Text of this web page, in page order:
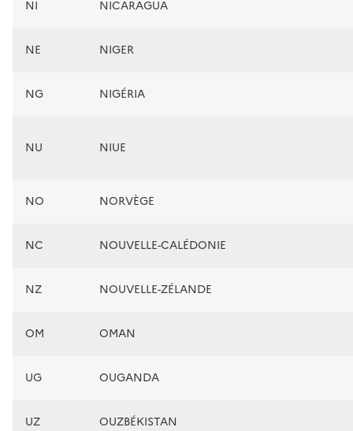
NI NICARAGUA
NE NIGER
NG NIGÉRIA
NU NIUE
NO NORVÈGE
NC NOUVELLE-CALÉDONIE
NZ NOUVELLE-ZÉLANDE
OM OMAN
UG OUGANDA
UZ OUZBÉKISTAN